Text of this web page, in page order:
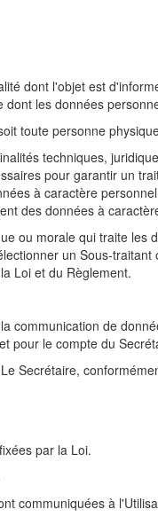
dont l'objet est
dont les données
toute personne
techniques,
pour garantir un
à caractère
des données à
ou morale qui traite
un Sous-
Loi et du Règlement.
communication de
pour le compte du
Secrétaire,
par la Loi.
communiquées à